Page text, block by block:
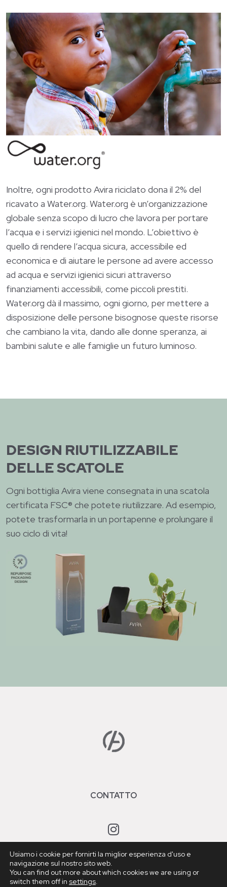
Inoltre, ogni prodotto Avira riciclato dona il 2% del
ricavato a Water.org. Water.org è un’organizzazione
globale senza scopo di lucro che lavora per portare
l’acqua e i servizi igienici nel mondo. L’obiettivo è
quello di rendere l’acqua sicura, accessibile ed
economica e di aiutare le persone ad avere accesso
ad acqua e servizi igienici sicuri attraverso
finanziamenti accessibili, come piccoli prestiti.
Water.org dà il massimo, ogni giorno, per mettere a
disposizione delle persone bisognose queste risorse
che cambiano la vita, dando alle donne speranza, ai
bambini salute e alle famiglie un futuro luminoso.
DESIGN RIUTILIZZABILE
DELLE SCATOLE
Ogni bottiglia Avira viene consegnata in una scatola
certificata FSC® che potete riutilizzare. Ad esempio,
potete trasformarla in un portapenne e prolungare il
suo ciclo di vita!
CONTATTO
© Copyright 2026 | Avira | All Rights Reserved
Usiamo i cookie per fornirti la miglior esperienza d'uso e
navigazione sul nostro sito web.
You can find out more about which cookies we are using or
switch them off in settings.